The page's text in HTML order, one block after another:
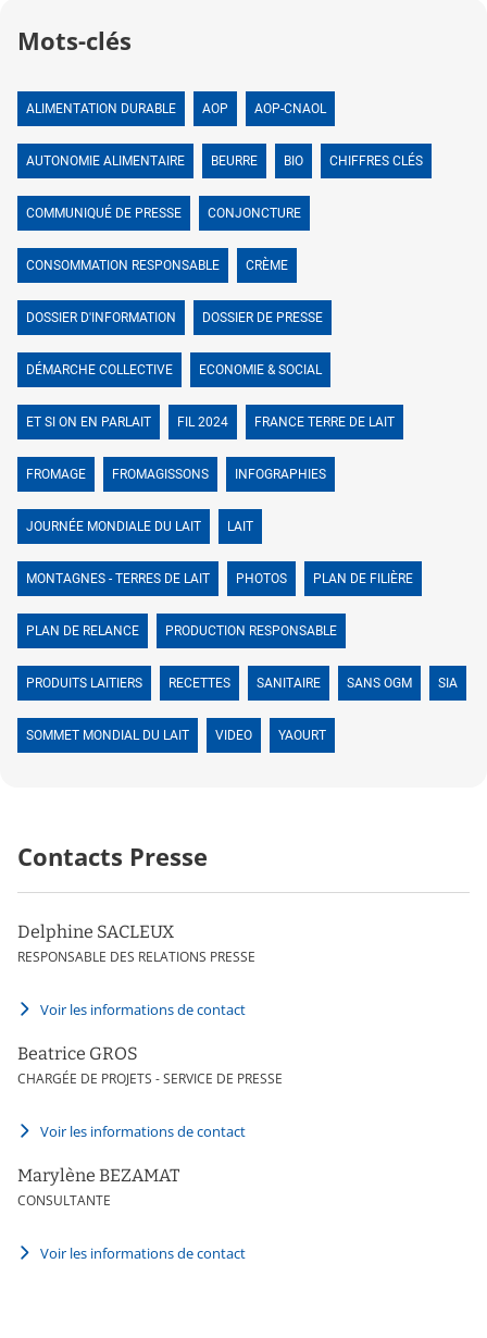
Mots-clés
ALIMENTATION DURABLE AOP AOP-CNAOL
AUTONOMIE ALIMENTAIRE BEURRE BIO CHIFFRES CLÉS
COMMUNIQUÉ DE PRESSE CONJONCTURE
CONSOMMATION RESPONSABLE CRÈME
DOSSIER D'INFORMATION DOSSIER DE PRESSE
DÉMARCHE COLLECTIVE ECONOMIE & SOCIAL
ET SI ON EN PARLAIT FIL 2024 FRANCE TERRE DE LAIT
FROMAGE FROMAGISSONS INFOGRAPHIES
JOURNÉE MONDIALE DU LAIT LAIT
MONTAGNES - TERRES DE LAIT PHOTOS PLAN DE FILIÈRE
PLAN DE RELANCE PRODUCTION RESPONSABLE
PRODUITS LAITIERS RECETTES SANITAIRE SANS OGM SIA
SOMMET MONDIAL DU LAIT VIDEO YAOURT
Contacts Presse
Delphine SACLEUX
RESPONSABLE DES RELATIONS PRESSE
Voir les informations de contact
Beatrice GROS
CHARGÉE DE PROJETS - SERVICE DE PRESSE
Voir les informations de contact
Marylène BEZAMAT
CONSULTANTE
Voir les informations de contact